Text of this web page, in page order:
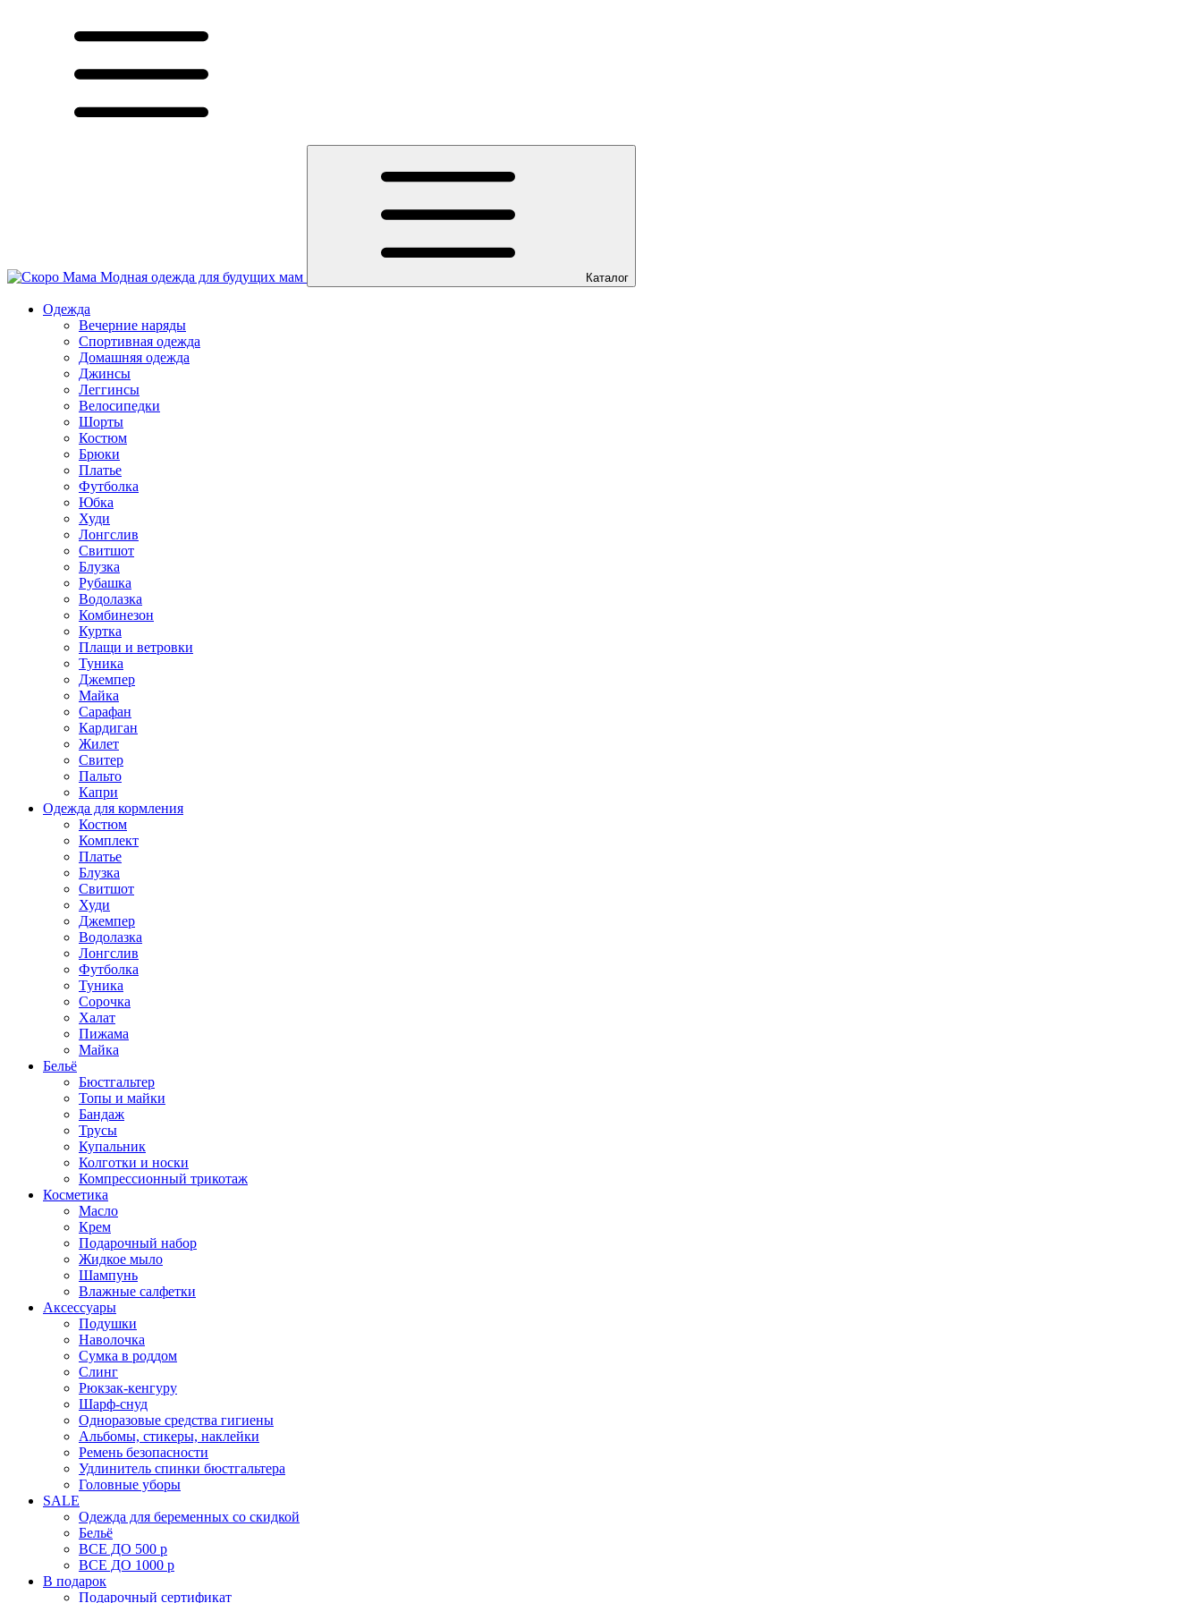
Модная одежда для будущих мам Каталог
Одежда
Вечерние наряды
Спортивная одежда
Домашняя одежда
Джинсы
Леггинсы
Велосипедки
Шорты
Костюм
Брюки
Платье
Футболка
Юбка
Худи
Лонгслив
Свитшот
Блузка
Рубашка
Водолазка
Комбинезон
Куртка
Плащи и ветровки
Туника
Джемпер
Майка
Сарафан
Кардиган
Жилет
Свитер
Пальто
Капри
Одежда для кормления
Костюм
Комплект
Платье
Блузка
Свитшот
Худи
Джемпер
Водолазка
Лонгслив
Футболка
Туника
Сорочка
Халат
Пижама
Майка
Бельё
Бюстгальтер
Топы и майки
Бандаж
Трусы
Купальник
Колготки и носки
Компрессионный трикотаж
Косметика
Масло
Крем
Подарочный набор
Жидкое мыло
Шампунь
Влажные салфетки
Аксессуары
Подушки
Наволочка
Сумка в роддом
Cлинг
Рюкзак-кенгуру
Шарф-снуд
Одноразовые средства гигиены
Альбомы, стикеры, наклейки
Ремень безопасности
Удлинитель спинки бюстгальтера
Головные уборы
SALE
Одежда для беременных со скидкой
Бельё
ВСЕ ДО 500 р
ВСЕ ДО 1000 р
В подарок
Подарочный сертификат